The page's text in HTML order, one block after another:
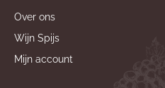
Over ons
Wijn Spijs
Mijn account